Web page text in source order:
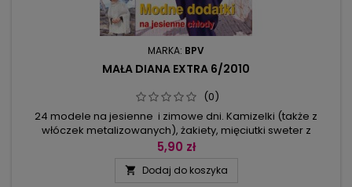
MARKA: BPV
MAŁA DIANA EXTRA 6/2010
(0)
24 modele na jesienne i zimowe dni. Kamizelki (także z
włóczek metalizowanych), żakiety, mięciutki sweter z
hiszpańskim kołnierzem, koronkowe ażury, patchworkowe
stylem ludowym i bajecznie kolorowe: ozdobny pasek i
5,90 zł
 Dodaj do koszyka